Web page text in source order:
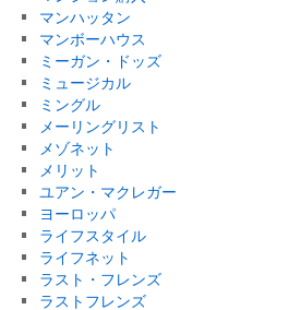
マンハッタン
マンボーハウス
ミーガン・ドッズ
ミュージカル
ミングル
メーリングリスト
メゾネット
メリット
ユアン・マクレガー
ヨーロッパ
ライフスタイル
ライフネット
ラスト・フレンズ
ラストフレンズ